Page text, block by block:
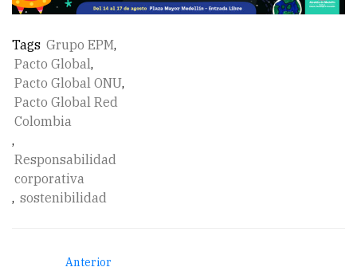
Tags Grupo EPM,
Pacto Global,
Pacto Global ONU,
Pacto Global Red
Colombia
,
Responsabilidad
corporativa
, sostenibilidad
Anterior